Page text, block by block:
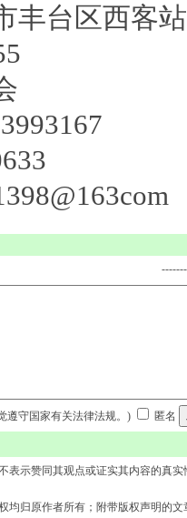
丰台区西客
遵守国家有关法律法规。) 匿名
表示赞同其观点或证实其内容的真
均归原作者所有；附带版权声明的